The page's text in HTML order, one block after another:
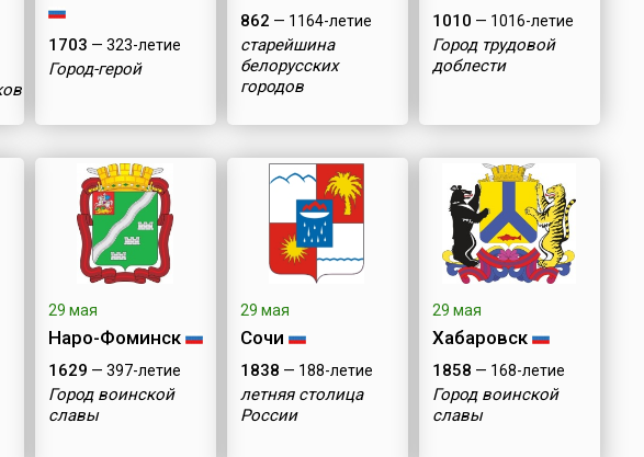
1703 — 323-летие
Город-герой
862 — 1164-летие
старейшина
белорусских
городов
1010 — 1016-летие
Город трудовой
доблести
29 мая
Наро-Фоминск
1629 — 397-летие
Город воинской
славы
29 мая
Сочи
1838 — 188-летие
летняя столица
России
29 мая
Хабаровск
1858 — 168-летие
Город воинской
славы